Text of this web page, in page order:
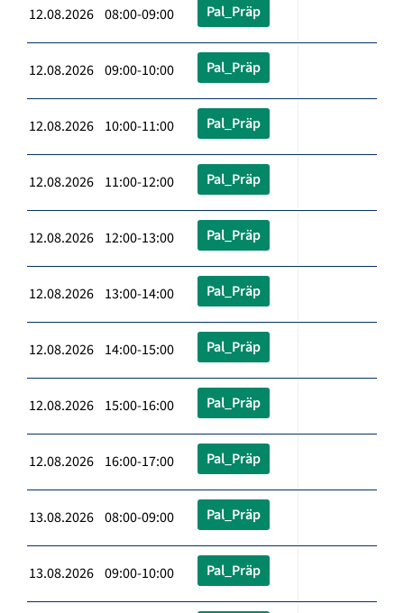
12.08.2026 08:00-09:00 Pal_Präp
12.08.2026 09:00-10:00 Pal_Präp
12.08.2026 10:00-11:00 Pal_Präp
12.08.2026 11:00-12:00 Pal_Präp
12.08.2026 12:00-13:00 Pal_Präp
12.08.2026 13:00-14:00 Pal_Präp
12.08.2026 14:00-15:00 Pal_Präp
12.08.2026 15:00-16:00 Pal_Präp
12.08.2026 16:00-17:00 Pal_Präp
13.08.2026 08:00-09:00 Pal_Präp
13.08.2026 09:00-10:00 Pal_Präp